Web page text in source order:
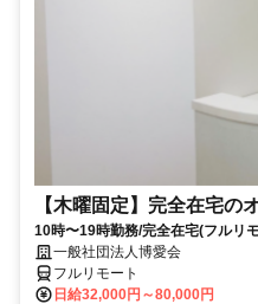
【木曜固定】完全在宅の
10時〜19時勤務/完全在宅(フルリ
業務一般社団法人博愛会
フルリモート
日給32,000円～80,000円